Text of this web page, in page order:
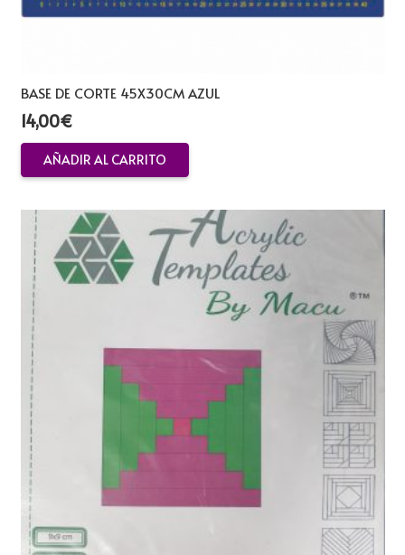
BASE DE CORTE 45X30CM AZUL
14,00€
AÑADIR AL CARRITO